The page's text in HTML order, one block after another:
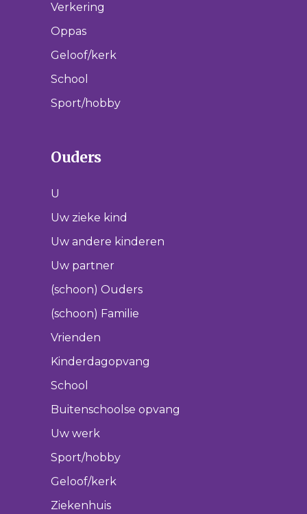
Verkering
Oppas
Geloof/kerk
School
Sport/hobby
Ouders
U
Uw zieke kind
Uw andere kinderen
Uw partner
(schoon) Ouders
(schoon) Familie
Vrienden
Kinderdagopvang
School
Buitenschoolse opvang
Uw werk
Sport/hobby
Geloof/kerk
Ziekenhuis